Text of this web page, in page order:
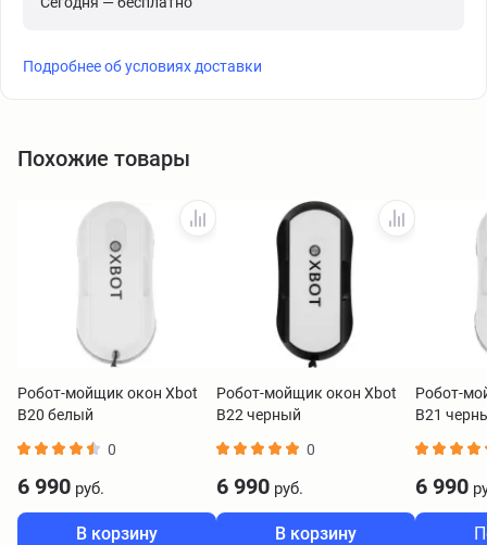
Подробнее об условиях доставки
Похожие товары
Робот-мойщик окон Xbot
B20 белый
0
6 990 руб.
В корзину
Робот-мойщик окон Xbot
B22 черный
0
6 990 руб.
В корзину
Робот-
B21
6 990